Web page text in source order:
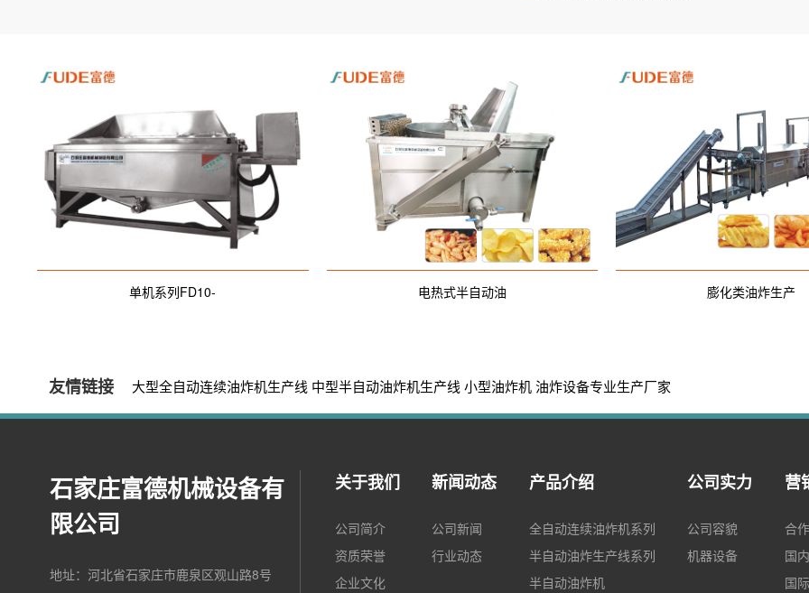
单机系列FD10- 电热式半自动油 膨化类油炸生产
友情链接 大型全自动连续油炸机生产线 中型半自动油炸机生产线 小型油炸机 油炸设备专业生产厂家
石家庄富德机械设备有
限公司
地址：河北省石家庄市鹿泉区观山路8号
关于我们
公司简介
资质荣誉
企业文化
新闻动态
公司新闻
行业动态
产品介绍
全自动连续油炸机系列
半自动油炸生产线系列
半自动油炸机
公司实力
公司容貌
机器设备
营
合
国
国